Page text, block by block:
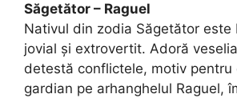
Săgetător – Raguel
Nativul din zodia Săgetător este
jovial și extrovertit. Adoră
detestă conflictele, motiv pentru
gardian pe arhanghelul Raguel,